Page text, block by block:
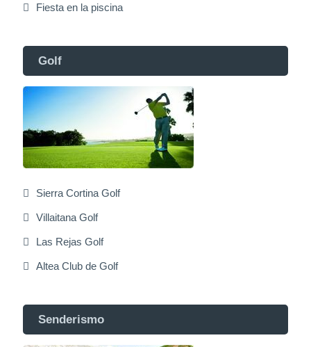
Fiesta en la piscina
Golf
Sierra Cortina Golf
Villaitana Golf
Las Rejas Golf
Altea Club de Golf
Senderismo